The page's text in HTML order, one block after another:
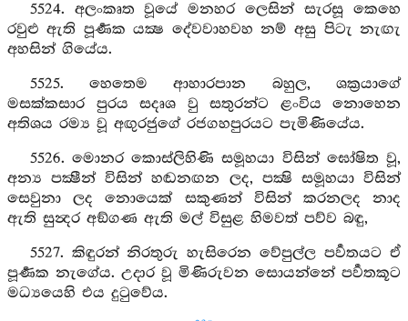
5524. අලංකෘත වූයේ මනහර ලෙසින් සැරසූ කෙහෙ
රවුළු ඇති පූර්‍ණක යක්‍ෂ දේවවාහවහ නම් අසු පිටැ නැඟැ
අහසින් ගියේය.
5525. හෙතෙම ආහාරපාන බහුල, ශක්‍රයාගේ
මසක්කසාර පුරය සදෘශ වු සතුරන්ට ළංවිය නොහෙන
අතිශය රම්‍ය වූ අඟුරජුගේ රජගහපුරයට පැමිණියේය.
5526. මොනර කොස්ලිහිණි සමූහයා විසින් ඝෝෂිත වූ,
අන්‍ය පක්‍ෂීන් විසින් හඬනඟන ලද, පක්‍ෂි සමූහයා විසින්
සෙවුනා ලද නොයෙක් සකුණන් විසින් කරනලද නාද
ඇති සුන්‍දර අඞ්ගණ ඇති මල් විසුළ හිමවත් පව්ව බඳු,
5527. කිඳුරන් නිරතුරු හැසිරෙන වේපුල්ල පර්‍වතයට ඒ
පූර්‍ණක නැගේය. උදාර වූ මිණිරුවන සොයන්නේ පර්‍වතකූට
මධ්‍යයෙහි එය දුටුවේය.